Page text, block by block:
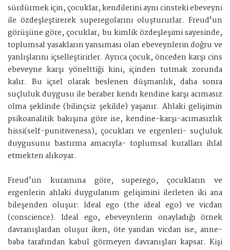
sürdürmek için, çocuklar, kendilerini aynı cinsteki ebeveyni
ile özdeşleştirerek superegolarını oluştururlar. Freud'un
görüşüne göre, çocuklar, bu kimlik özdeşleşimi sayesinde,
toplumsal yasakların yansıması olan ebeveynlerin doğru ve
yanlışlarını içselleştirirler. Ayrıca çocuk, önceden karşı cins
ebeveyne karşı yönelttiği kini, içinden tutmak zorunda
kalır. Bu içsel olarak beslenen düşmanlık, daha sonra
suçluluk duygusu ile beraber kendı kendine karşı acımasız
olma şeklinde (bilinçsiz şekilde) yaşanır. Ahlaki gelişimin
psikoanalitik bakışına göre ise, kendine-karşı-acımasızlık
hissi(self-punitiveness), çocukları ve ergenleri- suçluluk
duygusunu bastırma amacıyla- toplumsal kuralları ihlal
etmekten alıkoyar.
Freud'un kuramına göre, superego, çocukların ve
ergenlerin ahlaki duygulanım gelişimini ilerleten iki ana
bileşenden oluşur: İdeal ego (the ideal ego) ve vicdan
(conscience). İdeal ego, ebeveynlerin onayladığı örnek
davranışlardan oluşur iken, öte yandan vicdan ise, anne-
baba tarafından kabul görmeyen davranışları kapsar. Kişi